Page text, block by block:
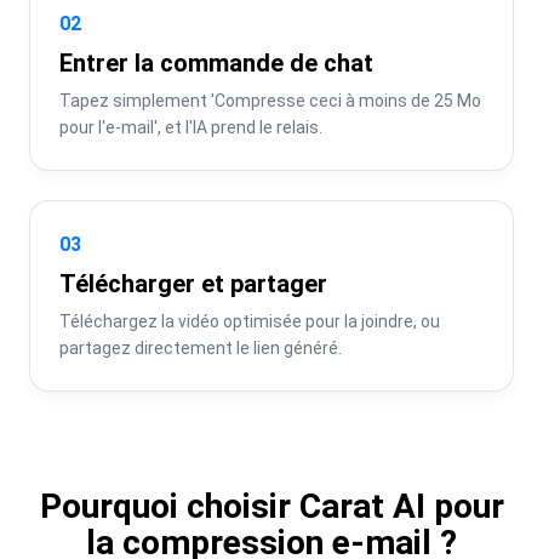
02
Entrer la commande de chat
Tapez simplement 'Compresse ceci à moins de 25 Mo
pour l'e-mail', et l'IA prend le relais.
03
Télécharger et partager
Téléchargez la vidéo optimisée pour la joindre, ou
partagez directement le lien généré.
Pourquoi choisir Carat AI pour
la compression e-mail ?